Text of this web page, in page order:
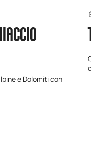
e Dolomiti con